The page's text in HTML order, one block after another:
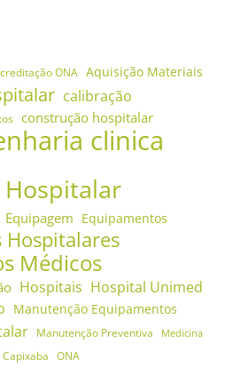
ONA Aquisição Materiais
calibração
construção hospitalar
clinica
Hospitalar
Equipagem Equipamentos
Hospitalares
Médicos
Hospitais Hospital Unimed
Manutenção Equipamentos
Manutenção Preventiva Medicina
ONA